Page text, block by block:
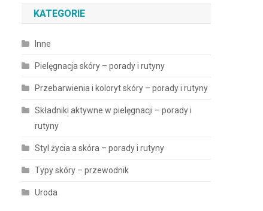
KATEGORIE
Inne
Pielęgnacja skóry – porady i rutyny
Przebarwienia i koloryt skóry – porady i rutyny
Składniki aktywne w pielęgnacji – porady i
rutyny
Styl życia a skóra – porady i rutyny
Typy skóry – przewodnik
Uroda